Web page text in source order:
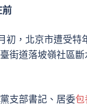
前
初，北京市遭受特
街道落坡嶺社區
支部書記、居委包